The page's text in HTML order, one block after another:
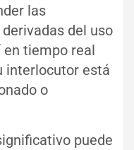
las
del uso
en tiempo real
interlocutor está
o
puede